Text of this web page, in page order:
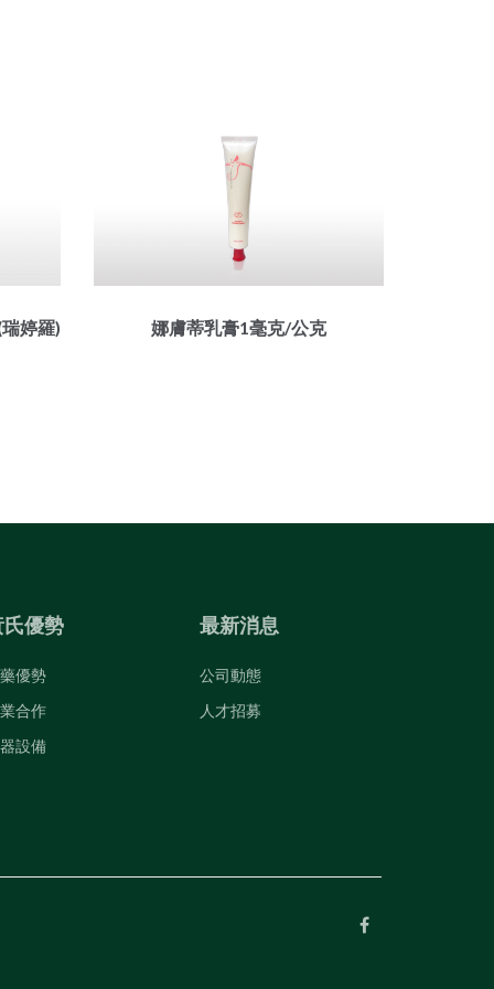
婷羅) 娜膚蒂乳膏1毫克/公克
氏優勢
優勢
合作
設備
最新消息
公司動態
人才招募